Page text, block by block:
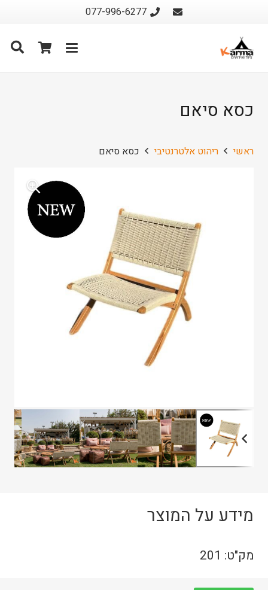
077-996-6277
כסא סיאם
ראשי ריהוט אלטרנטיבי כסא סיאם
מידע על המוצר
מק"ט: 201